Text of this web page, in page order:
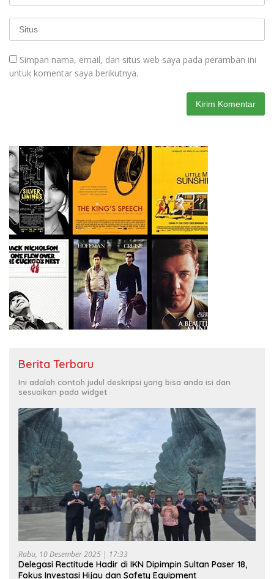
Simpan nama, email, dan situs web saya pada peramban ini
untuk komentar saya berikutnya.
Berita Terbaru
Ini adalah contoh judul deskripsi yang bisa anda isi dan
sesuaikan pada widget
Rabu, 10 Desember 2025 | 17:33
Delegasi Rectitude Hadir di IKN Dipimpin Sultan Paser 18,
Fokus Investasi Hijau dan Safety Equipment